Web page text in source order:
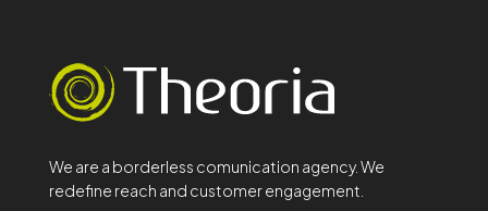
We are a borderless comunication agency. We
redefine reach and customer engagement.